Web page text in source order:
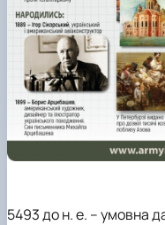
5493 до н. е. – умовна